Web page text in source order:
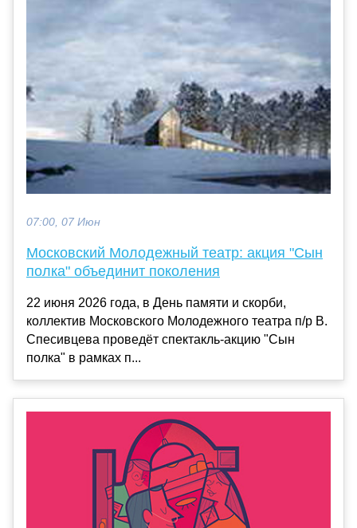
07:00, 07 Июн
Московский Молодежный театр: акция "Сын
полка" объединит поколения
22 июня 2026 года, в День памяти и скорби,
коллектив Московского Молодежного театра п/р В.
Спесивцева проведёт спектакль-акцию "Сын
полка" в рамках п...